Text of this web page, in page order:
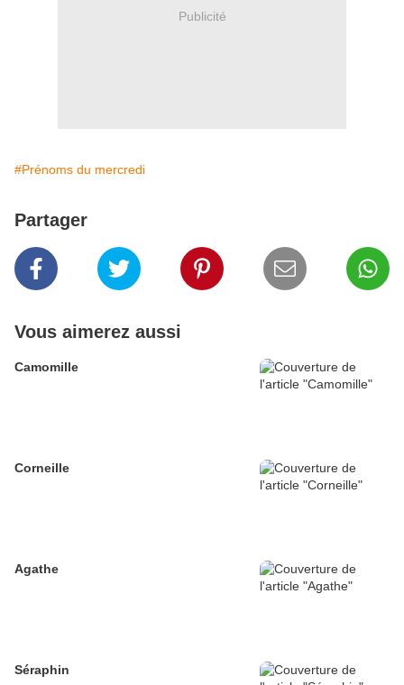
Publicité
#Prénoms du mercredi
Partager
Vous aimerez aussi
Camomille
Corneille
Agathe
Séraphin